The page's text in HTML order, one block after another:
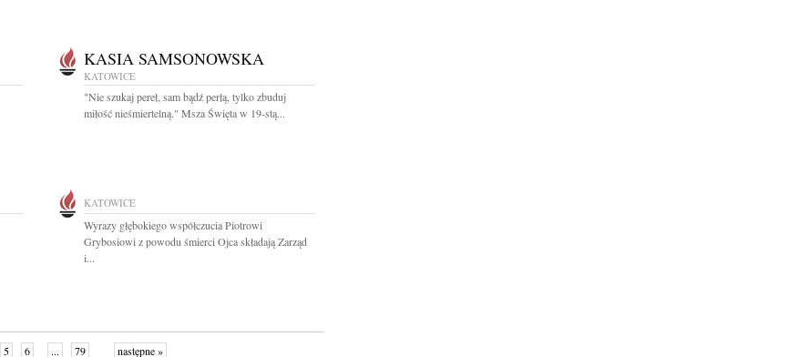
KASIA SAMSONOWSKA
KATOWICE
"Nie szukaj pereł, sam bądź perłą, tylko zbuduj
miłość nieśmiertelną." Msza Święta w 19-stą...
KATOWICE
Wyrazy głębokiego współczucia Piotrowi
Grybosiowi z powodu śmierci Ojca składają Zarząd
i...
5 6 ... 79 następne »